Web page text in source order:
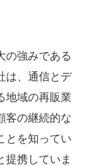
の強みである
は、通信とデ
地域の再販業
客の継続的な
とを知ってい
提携していま